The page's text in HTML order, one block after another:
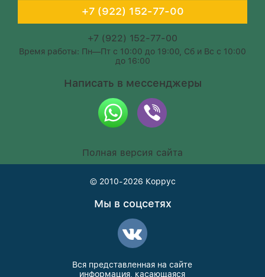
+7 (922) 152-77-00
+7 (922) 152-77-00
Время работы: Пн—Пт с 10:00 до 19:00, Сб и Вс с 10:00
до 16:00
Написать в мессенджеры
Полная версия сайта
© 2010-2026 Коррус
Мы в соцсетях
Вся представленная на сайте
информация, касающаяся